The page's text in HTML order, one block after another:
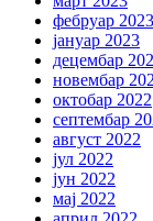
фебруар 2023
јануар 2023
децембар
новембар
октобар 2022
септембар
август 2022
јул 2022
јун 2022
мај 2022